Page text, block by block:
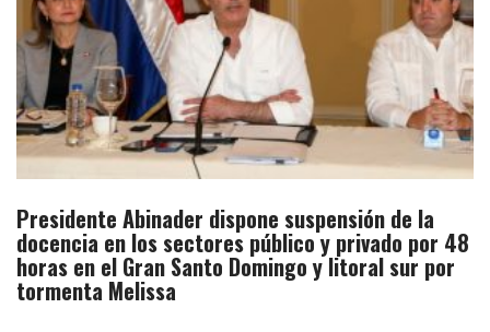
Presidente Abinader dispone suspensión de la
docencia en los sectores público y privado por 48
horas en el Gran Santo Domingo y litoral sur por
tormenta Melissa